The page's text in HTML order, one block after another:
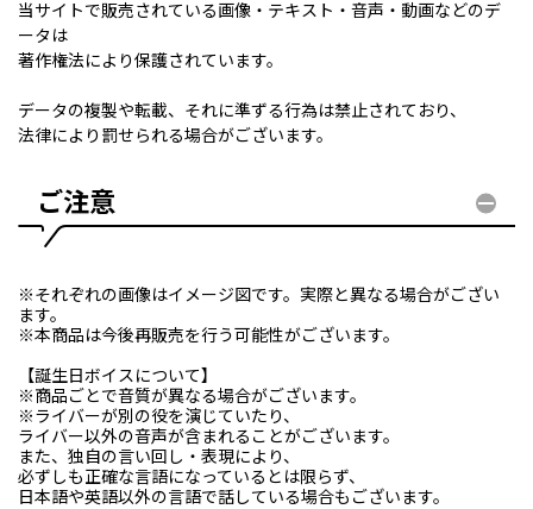
当サイトで販売されている画像・テキスト・音声・動画などのデ
ータは
著作権法により保護されています。
データの複製や転載、それに準ずる行為は禁止されており、
法律により罰せられる場合がございます。
ご注意
※それぞれの画像はイメージ図です。実際と異なる場合がござい
ます。
※本商品は今後再販売を行う可能性がございます。
【誕生日ボイスについて】
※商品ごとで音質が異なる場合がございます。
※ライバーが別の役を演じていたり、
ライバー以外の音声が含まれることがございます。
また、独自の言い回し・表現により、
必ずしも正確な言語になっているとは限らず、
日本語や英語以外の言語で話している場合もございます。